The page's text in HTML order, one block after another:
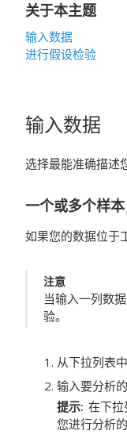
关于本主题
输入数据
进行假设检验
输入数据
选择最能准确描述
一个或多个样
如果您的数据位于
注意
当输入一列数
验。
从下拉列表
输入要分析
提示 在下
您进行分析